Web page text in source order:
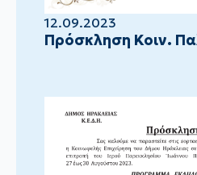
12.09.2023
Πρόσκληση Κοιν.